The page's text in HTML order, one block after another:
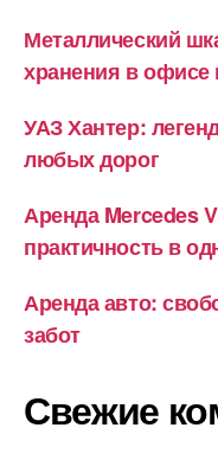
Металлический
хранения в офисе
УАЗ Хантер:
любых дорог
Аренда Mercedes
практичность в
Аренда авто:
забот
Свежие